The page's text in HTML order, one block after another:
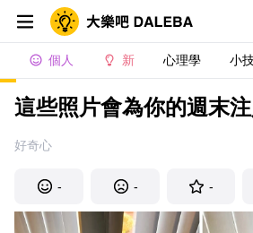
個人 新 心理學 小
這些照片會為你的週末
好奇心
- - -